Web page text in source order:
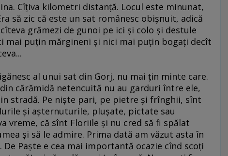
Cîţiva kilometri distanţă. Locul este minunat,
să zic că este un sat românesc obişnuit, adică
grămezi de gunoi pe ici şi colo şi destule
mai puţin mărgineni şi nici mai puţin bogaţi decît
al unui sat din Gorj, nu mai ţin minte care.
cărămidă netencuită nu au garduri între ele,
stradă. Pe nişte pari, pe pietre şi frînghii, sînt
şi aşternuturile, pluşate, pictate sau
vreme, că sînt Floriile şi nu cred să fi spălat
şi să le admire. Prima dată am văzut asta în
Paşte e cea mai importantă ocazie cînd scoţi